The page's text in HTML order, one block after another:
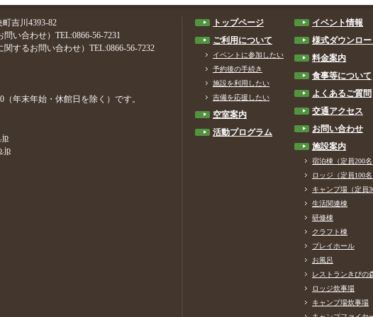
吉川4393-82
い合わせ）TEL:0866-56-7231
するお問い合わせ）TEL:0866-56-7232
年末年始・休館日を除く）です。
トップページ
ご利用について
イベントに参加したい
予約後の手続き
施設を利用したい
吉備を応援したい
空室案内
活動プログラム
イベント情報
様式ダウンロー
料金案内
食事等について
よくあるご質問
交通アクセス
お問い合わせ
施設案内
宿泊棟（定員200名
ロッジ（定員100名
キャンプ場（定員
生活関連棟
研修棟
クラフト棟
プレイホール
お風呂
レストランきびの
ロッジ炊事場
キャンプ場炊事場